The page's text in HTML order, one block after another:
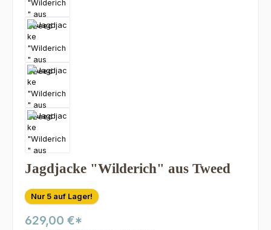
Jagdjacke "Wilderich" aus Tweed
Nur 5 auf Lager!
629,00 €*